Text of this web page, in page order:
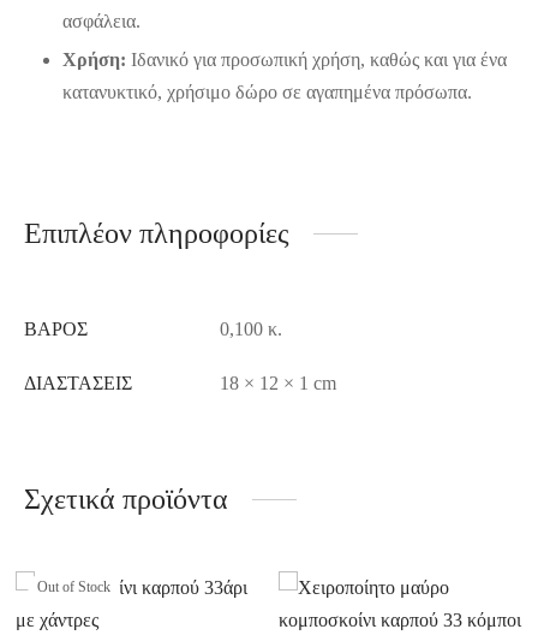
ασφάλεια.
Χρήση: Ιδανικό για προσωπική χρήση, καθώς και για ένα
κατανυκτικό, χρήσιμο δώρο σε αγαπημένα πρόσωπα.
Επιπλέον πληροφορίες
ΒΆΡΟΣ 0,100 κ.
ΔΙΑΣΤΆΣΕΙΣ 18 × 12 × 1 cm
Σχετικά προϊόντα
Out of Stock